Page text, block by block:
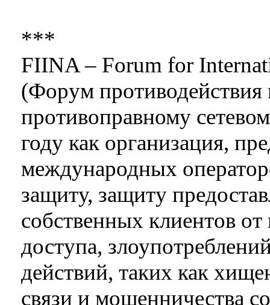
***
FIINA – Forum for
(Форум
противоправному
году как организация,
международных
защиту, защиту
собственных клиентов
доступа,
действий, таких как
связи и мошенничества